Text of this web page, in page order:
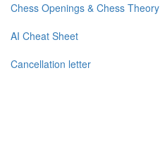
Chess Openings & Chess Theory
AI Cheat Sheet
Cancellation letter